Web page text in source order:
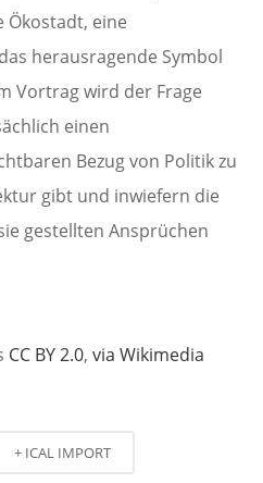
Ökostadt, eine
herausragende Symbol
Vortrag wird der Frage
einen
Bezug von Politik zu
gibt und inwiefern die
gestellten Ansprüchen
CC BY 2.0, via Wikimedia
+ ICAL IMPORT